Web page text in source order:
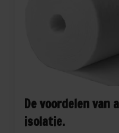
De voordelen van
isolatie.